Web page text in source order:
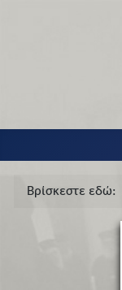
Βρίσκεστε εδώ: